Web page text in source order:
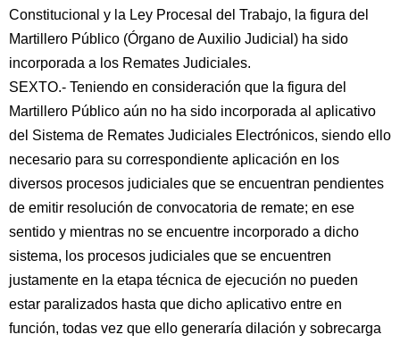
Constitucional y la Ley Procesal del Trabajo, la figura del
Martillero Público (Órgano de Auxilio Judicial) ha sido
incorporada a los Remates Judiciales.
SEXTO.- Teniendo en consideración que la figura del
Martillero Público aún no ha sido incorporada al aplicativo
del Sistema de Remates Judiciales Electrónicos, siendo ello
necesario para su correspondiente aplicación en los
diversos procesos judiciales que se encuentran pendientes
de emitir resolución de convocatoria de remate; en ese
sentido y mientras no se encuentre incorporado a dicho
sistema, los procesos judiciales que se encuentren
justamente en la etapa técnica de ejecución no pueden
estar paralizados hasta que dicho aplicativo entre en
función, todas vez que ello generaría dilación y sobrecarga